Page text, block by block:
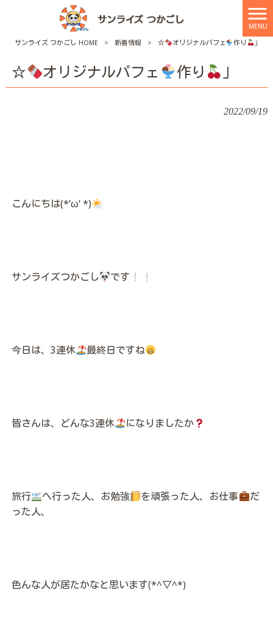
MENU
サンライズ つかごし HOME > 新着情報 > ☆ オリジナルパフェ 作り 」
☆ オリジナルパフェ 作り 」
2022/09/19
こんにちは(*‘ω‘ *)
サンライズつかごし です
今日は、3連休 最終日ですね
皆さんは、どんな3連休 になりましたか
旅行 へ行った人、お勉強 を頑張った人、お仕事
だ
った人、
色んな人が居たかなと思います(*^▽^*)